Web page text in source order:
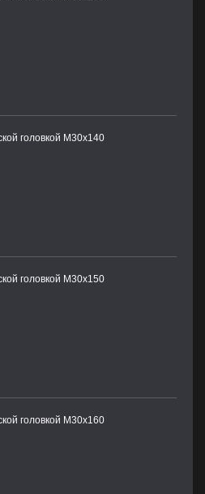
головкой М30х140
головкой М30х150
головкой М30х160